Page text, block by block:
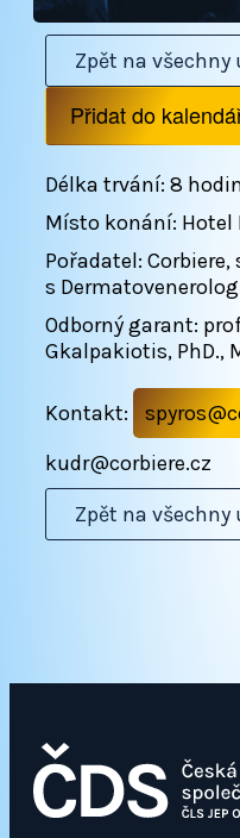
Přidat do
Zpět na všechny
Délka trvání: 8
Místo konání: Hotel
Pořadatel: Corbiere,
s
Odborný garant:
Gkalpakiotis, PhD.,
Kontakt:
kudr@corbiere.cz
Zpět na všechny